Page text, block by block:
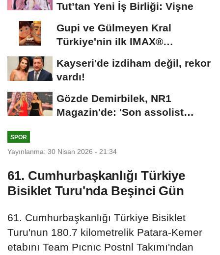
Tut’tan Yeni İş Birliği: Vişne
Gupi ve Gülmeyen Kral
Türkiye'nin ilk IMAX®
Kayseri'de izdiham değil, rekor
vardı!
Gözde Demirbilek, NR1
Magazin'de: 'Son assolist
SPOR
Yayınlanma: 30 Nisan 2026 - 21:34
61. Cumhurbaşkanlığı Türkiye
Bisiklet Turu'nda Beşinci Gün
61. Cumhurbaşkanlığı Türkiye Bisiklet
Turu'nun 180.7 kilometrelik Patara-Kemer
etabını Team Pıcnıc Postnl Takımı'ndan